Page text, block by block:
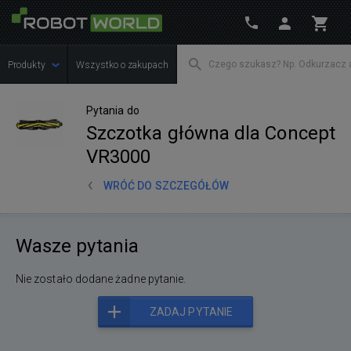
Produkty Wszystko o zakupach
Pytania do
Szczotka główna dla Concept
VR3000
WRÓĆ DO SZCZEGÓŁÓW
Wasze pytania
Nie zostało dodane żadne pytanie.
ZADAJ PYTANIE